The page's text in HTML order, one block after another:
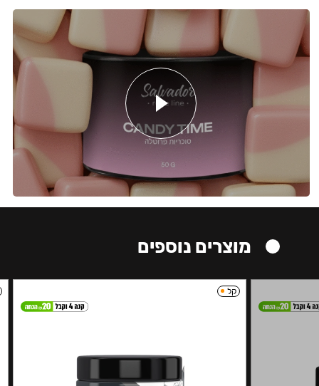
מוצרים נוספים
קל